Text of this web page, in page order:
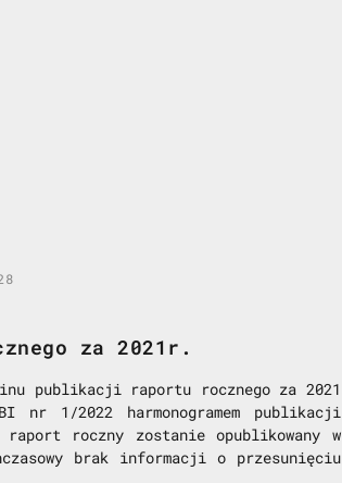
za 2021r.
publikacji raportu rocznego za 2021
nr 1/2022 harmonogramem publikacji
roczny zostanie opublikowany w
brak informacji o przesunięciu